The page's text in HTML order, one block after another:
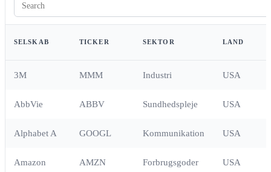
SELSKAB TICKER SEKTOR LAND
3M MMM Industri USA
AbbVie ABBV Sundhedspleje USA
Alphabet A GOOGL Kommunikation USA
Amazon AMZN Forbrugsgoder USA